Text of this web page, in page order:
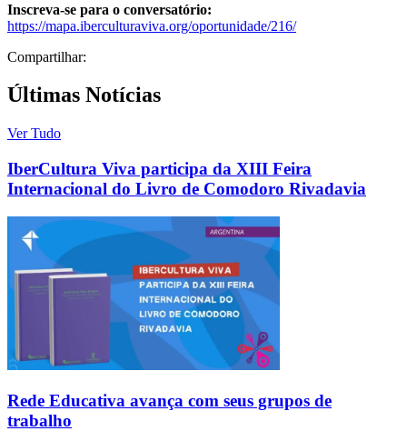
Inscreva-se para o conversatório:
https://mapa.iberculturaviva.org/oportunidade/216/
Compartilhar:
Últimas Notícias
Ver Tudo
IberCultura Viva participa da XIII Feira
Internacional do Livro de Comodoro Rivadavia
Rede Educativa avança com seus grupos de
trabalho